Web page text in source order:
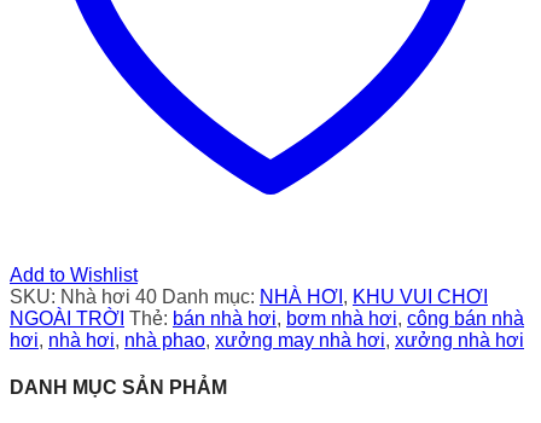
Add to Wishlist
SKU: Nhà hơi 40 Danh mục: NHÀ HƠI , KHU VUI CHƠI
NGOÀI TRỜI Thẻ: bán nhà hơi, bơm nhà hơi, công bán nhà
hơi, nhà hơi, nhà phao, xưởng may nhà hơi, xưởng nhà hơi
DANH MỤC SẢN PHẢM